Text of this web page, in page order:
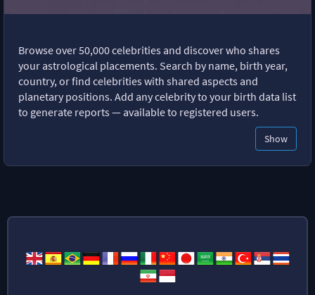
Browse over 50,000 celebrities and discover who shares
your astrological placements. Search by name, birth year,
country, or find celebrities with shared aspects and
planetary positions. Add any celebrity to your birth data list
to generate reports — available to registered users.
Show